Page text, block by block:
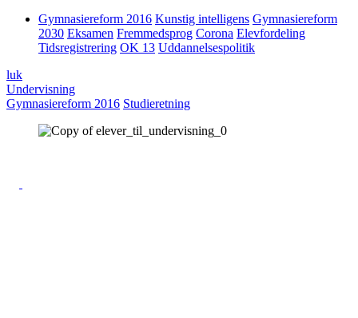
Gymnasiereform 2016 Kunstig intelligens Gymnasiereform
2030 Eksamen Fremmedsprog Corona Elevfordeling
Tidsregistrering OK 13 Uddannelsespolitik
luk
Undervisning
Gymnasiereform 2016 Studieretning